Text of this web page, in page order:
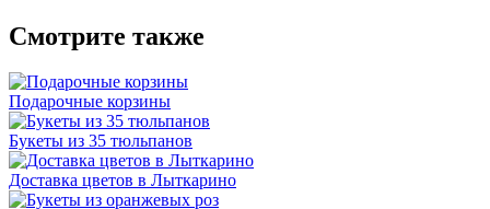
Смотрите также
Подарочные корзины
Букеты из 35 тюльпанов
Доставка цветов в Лыткарино